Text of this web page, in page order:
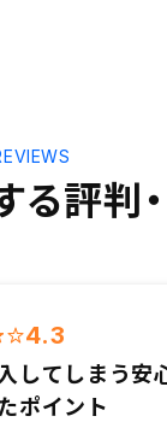
る評判
4.3
してしまう安
ポイント